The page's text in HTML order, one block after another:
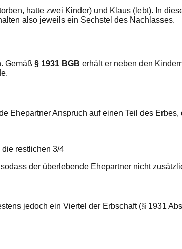
hatte zwei Kinder) und Klaus (lebt). In
also jeweils ein Sechstel des Nachlasses.
Gemäß § 1931 BGB erhält er neben den
Ehepartner Anspruch auf einen Teil des
restlichen 3/4
der überlebende Ehepartner nicht
jedoch ein Viertel der Erbschaft (§ 1931